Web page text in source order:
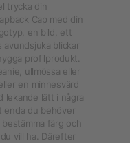
trycka din
Cap med din
en bild, ett
avundsjuka blickar
profilprodukt.
ullmössa eller
en minnesvärd
lekande lätt i några
enda du behöver
färg och
vill ha. Därefter